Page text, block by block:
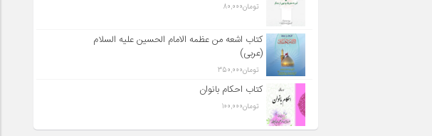
تومان80,000
کتاب اشعه من عظمه الامام الحسین علیه السلام
(عربی)
تومان350,000
کتاب احکام بانوان
تومان100,000